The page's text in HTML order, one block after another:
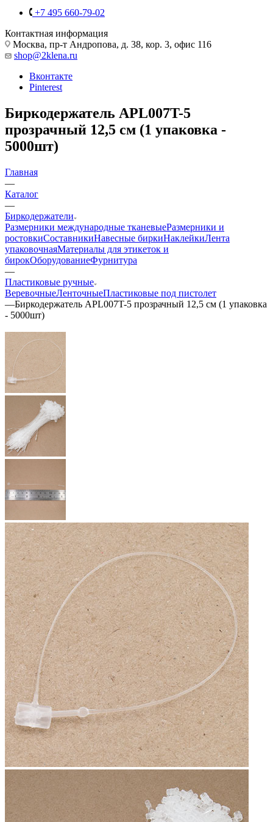
+7 495 660-79-02
Контактная информация
Москва, пр-т Андропова, д. 38, кор. 3, офис 116
shop@2klena.ru
Вконтакте
Pinterest
Биркодержатель APL007T-5
прозрачный 12,5 см (1 упаковка -
5000шт)
Главная
—
Каталог
—
Биркодержатели
Размерники международные тканевыеРазмерники и
ростовкиСоставникиНавесные биркиНаклейкиЛента
упаковочнаяМатериалы для этикеток и
бирокОборудованиеФурнитура
—
Пластиковые ручные
ВеревочныеЛенточныеПластиковые под пистолет
—Биркодержатель APL007T-5 прозрачный 12,5 см (1 упаковка
- 5000шт)